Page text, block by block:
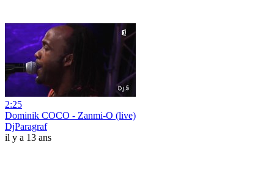
2:25
Dominik COCO - Zanmi-O (live)
DjParagraf
il y a 13 ans